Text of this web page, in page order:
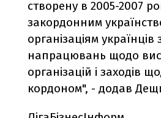
створену в 2005-2007
закордонним
організаціям
напрацювань щодо
організацій і заходів
кордоном", - додав